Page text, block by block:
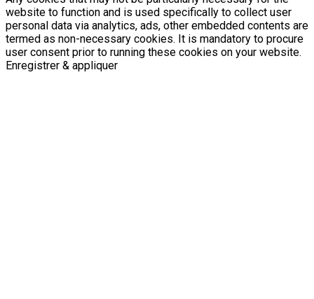
website to function and is used specifically to collect user
personal data via analytics, ads, other embedded contents are
termed as non-necessary cookies. It is mandatory to procure
user consent prior to running these cookies on your website.
Enregistrer & appliquer